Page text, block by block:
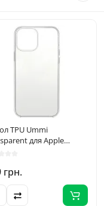
TPU Ummi
для Apple
грн.